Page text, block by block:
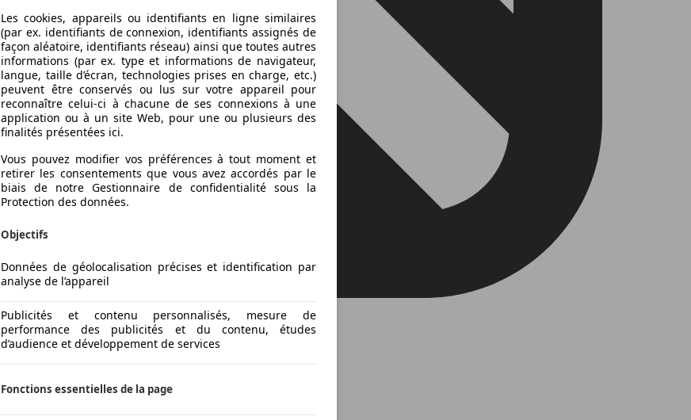
Les cookies, appareils ou identifiants en ligne similaires
(par ex. identifiants de connexion, identifiants assignés de
façon aléatoire, identifiants réseau) ainsi que toutes autres
informations (par ex. type et informations de navigateur,
langue, taille d’écran, technologies prises en charge, etc.)
peuvent être conservés ou lus sur votre appareil pour
reconnaître celui-ci à chacune de ses connexions à une
application ou à un site Web, pour une ou plusieurs des
finalités présentées ici.
Vous pouvez modifier vos préférences à tout moment et
retirer les consentements que vous avez accordés par le
biais de notre Gestionnaire de confidentialité sous la
Protection des données.
Objectifs
Données de géolocalisation précises et identification par
analyse de l’appareil
Publicités et contenu personnalisés, mesure de
performance des publicités et du contenu, études
d’audience et développement de services
Fonctions essentielles de la page